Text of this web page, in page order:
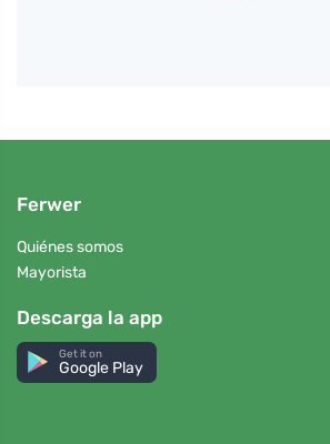
Ferwer
Quiénes somos
Mayorista
Descarga la app
Get it on
Google Play